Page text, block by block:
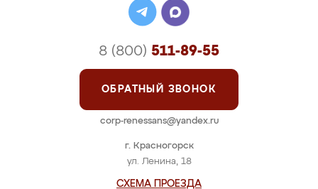
г. Красногорск
ул. Ленина, 18
СХЕМА ПРОЕЗДА
8 (800) 511-89-55
ОБРАТНЫЙ ЗВОНОК
corp-renessans@yandex.ru